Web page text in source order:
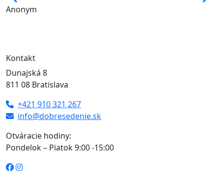
Anonym
Kontakt
Dunajská 8
811 08 Bratislava
+421 910 321 267
info@dobresedenie.sk
Otváracie hodiny:
Pondelok – Piatok 9:00 -15:00